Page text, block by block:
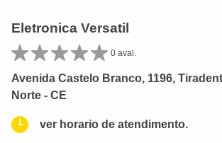
Eletronica Versatil
0 aval.
Avenida Castelo Branco, 1196,
Norte - CE
ver horario de atendimento.